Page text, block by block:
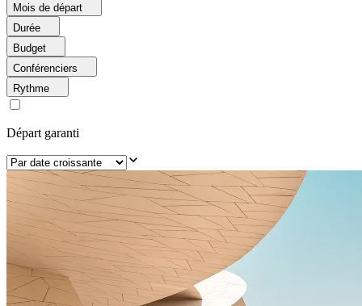
Mois de départ
Durée
Budget
Conférenciers
Rythme
Départ garanti